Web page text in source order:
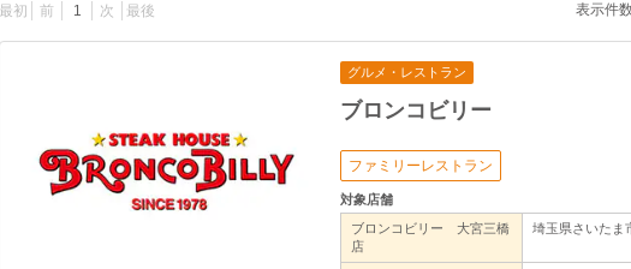
最初 前 1 次 最後 表示件数
グルメ・レストラン
ブロンコビリー
ファミリーレストラン
対象店舗
ブロンコビリー 大宮三橋
店
埼玉県さいたま